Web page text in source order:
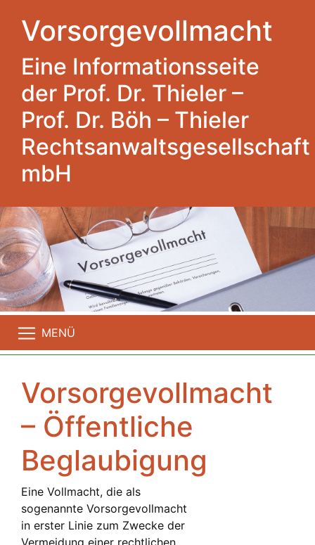
Vorsorgevollmacht
Eine Informationsseite
der Prof. Dr. Thieler –
Prof. Dr. Böh – Thieler
Rechtsanwaltsgesellschaft
mbH
MENÜ
Vorsorgevollmacht
– Öffentliche
Beglaubigung
Eine Vollmacht, die als
sogenannte Vorsorgevollmacht
in erster Linie zum Zwecke der